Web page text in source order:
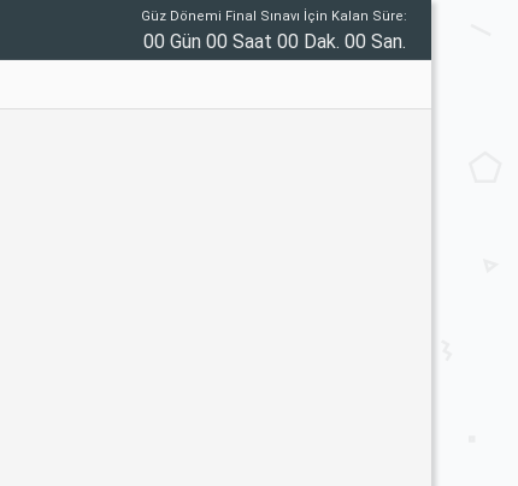
Güz Dönemi Final Sınavı İçin Kalan Süre:
00 Gün 00 Saat 00 Dak. 00 San.